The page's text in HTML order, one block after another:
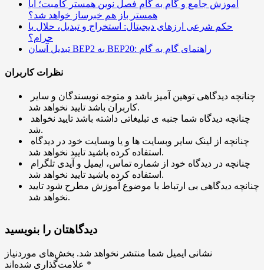
آموزش جامع و گام به گام فصل نوین همستر کامبت؛ آیا
همستر باز هم خبرساز خواهد شد؟
حکم شرعی ارزهای دیجیتال: استخراج و تبدیل، حلال یا
حرام؟
تبدیل آسان BEP2 به BEP20: راهنمای گام به گام
نظرات کاربران
کاربران باشد تایید نخواهد شد.
شد.
استفاده کرده باشید تایید نخواهد شد.
استفاده کرده باشید تایید نخواهد شد.
چنانچه دیدگاهی بی ارتباط با موضوع آموزش مطرح شود تایید
نخواهد شد.
دیدگاهتان را بنویسید
نشانی ایمیل شما منتشر نخواهد شد. بخش‌های موردنیاز
*